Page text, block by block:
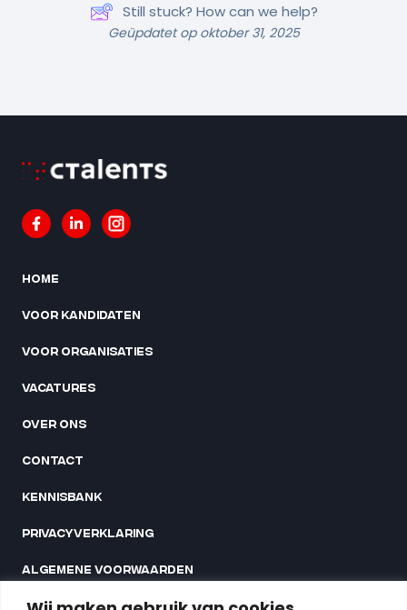
Still stuck? How can we help?
Geüpdatet op oktober 31, 2025
Home
Voor kandidaten
Voor organisaties
Vacatures
Over ons
Contact
Kennisbank
Privacyverklaring
Algemene voorwaarden
Linnaeusstraat 35G